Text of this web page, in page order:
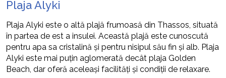
Plaja Alyki
Plaja Alyki este o altă plajă frumoasă din Thassos, situată
în partea de est a insulei. Această plajă este cunoscută
pentru apa sa cristalină și pentru nisipul său fin și alb. Plaja
Alyki este mai puțin aglomerată decât plaja Golden
Beach, dar oferă aceleași facilități și condiții de relaxare.